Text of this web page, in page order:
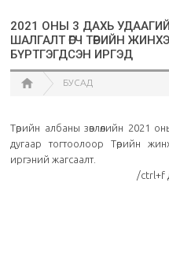
2021 ОНЫ 3 ДАХЬ
ШАЛГАЛТ ӨГЧ ТӨРИЙН
БҮРТГЭГДСЭН ИРГЭД
БУСАД
Төрийн албаны зөвлөлийн 2021
дугаар тогтоолоор Төрийн
иргэний жагсаалт.
/ctrl+f